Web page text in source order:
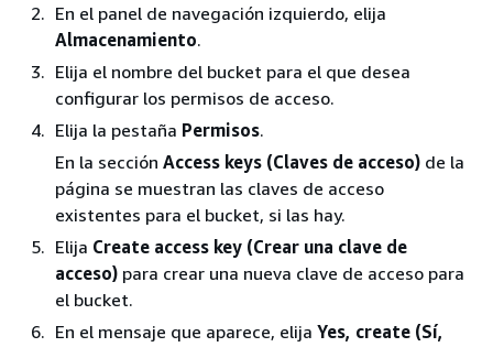
En el panel de navegación izquierdo, elija
Almacenamiento.
Elija el nombre del bucket para el que desea
configurar los permisos de acceso.
Elija la pestaña Permisos.
En la sección Access keys (Claves de acceso) de la
página se muestran las claves de acceso
existentes para el bucket, si las hay.
Elija Create access key (Crear una clave de
acceso) para crear una nueva clave de acceso para
el bucket.
En el mensaje que aparece, elija Yes, create (Sí,